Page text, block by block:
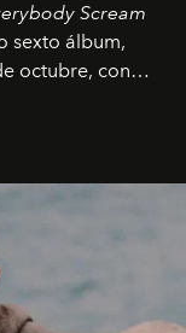
Scream
sexto álbum,
octubre, con
del próximo